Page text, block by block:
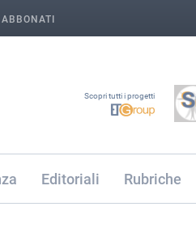
ABBONATI
Scopri tutti i progetti
Editoriali Rubriche